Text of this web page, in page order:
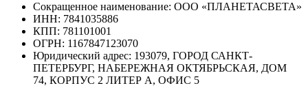
Сокращенное наименование: ООО «ПЛАНЕТАСВЕТА»
ИНН: 7841035886
КПП: 781101001
ОГРН: 1167847123070
Юридический адрес: 193079, ГОРОД САНКТ-
ПЕТЕРБУРГ, НАБЕРЕЖНАЯ ОКТЯБРЬСКАЯ, ДОМ
74, КОРПУС 2 ЛИТЕР А, ОФИС 5